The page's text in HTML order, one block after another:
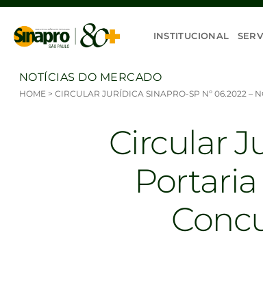
Ir para o conteúdo
INSTITUCIONAL
NOTÍCIAS DO MERCADO
HOME > CIRCULAR JURÍDICA SINAPRO-SP Nº 06.2022 –
Circular